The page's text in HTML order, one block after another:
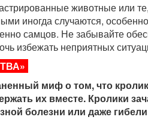
животные или
иногда случаются,
самцов. Не забывайте
избежать неприятных
миф о том, что
их вместе. Кролики
болезни или даже